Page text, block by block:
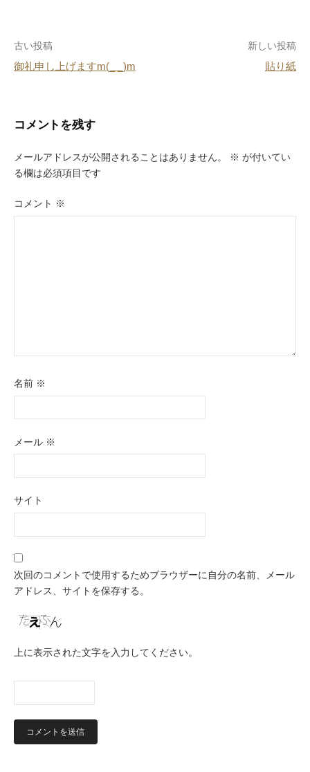
o
k
投
稿
ビ
ゲ
ー
シ
古い投稿
御礼申し上げますm(_ _)m
新しい投稿
貼り紙
コメントを残す
メールアドレスが公開されることはありません。 ※ が付いてい
る欄は必須項目です
コメント ※
名前 ※
メール ※
サイト
次回のコメントで使用するためブラウザーに自分の名前、メール
アドレス、サイトを保存する。
上に表示された文字を入力してください。